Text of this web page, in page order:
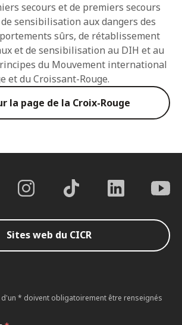
secours et de premiers secours
sensibilisation aux dangers des
sûrs, de rétablissement
et de sensibilisation au DIH et au
du Mouvement international
et du Croissant-Rouge.
la page de la Croix-Rouge
Sites web du CICR
* doivent obligatoirement être renseignés